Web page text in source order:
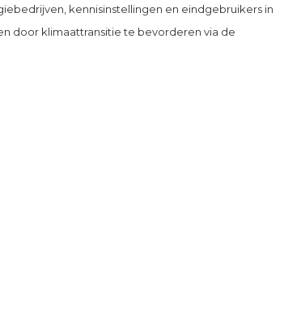
kennisinstellingen en eindgebruikers in
door klimaattransitie te bevorderen via de